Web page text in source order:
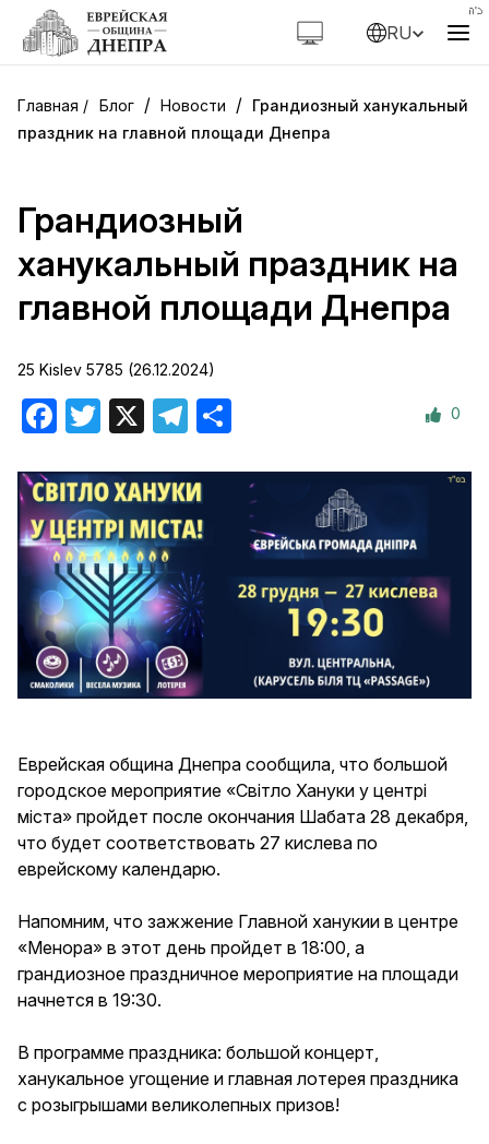
RU
Блог / Новости / Грандиозный ханукальный
праздник на главной площади Днепра
Грандиозный
ханукальный праздник на
главной площади Днепра
25 Kislev 5785 (26.12.2024)
Facebook
Twitter Telegram 0
Еврейская община Днепра сообщила, что большой
городское мероприятие «Світло Хануки у центрі
міста» пройдет после окончания Шабата 28 декабря,
что будет соответствовать 27 кислева по
еврейскому календарю.
Напомним, что зажжение Главной ханукии в центре
«Менора» в этот день пройдет в 18:00, а
грандиозное праздничное мероприятие на площади
начнется в 19:30.
В программе праздника: большой концерт,
ханукальное угощение и главная лотерея праздника
с розыгрышами великолепных призов!